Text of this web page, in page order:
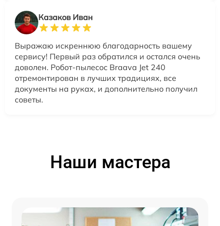
Казаков Иван
Выражаю искреннюю благодарность вашему
сервису! Первый раз обратился и остался очень
доволен. Робот-пылесос Braava Jet 240
отремонтирован в лучших традициях, все
документы на руках, и дополнительно получил
советы.
Наши мастера